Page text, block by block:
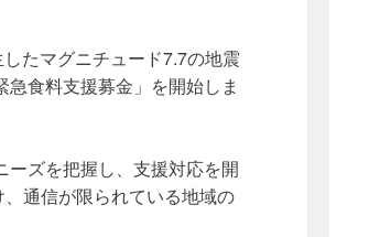
たマグニチュード7.7の地震
食料支援募金」を開始しま
ズを把握し、支援対応を開
通信が限られている地域の